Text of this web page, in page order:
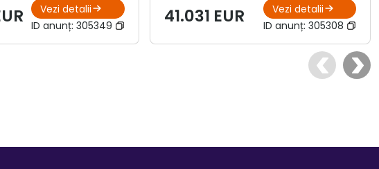
Vezi detalii
ID anunț:305349 41.031 EUR
Vezi detalii
ID anunț: 305308